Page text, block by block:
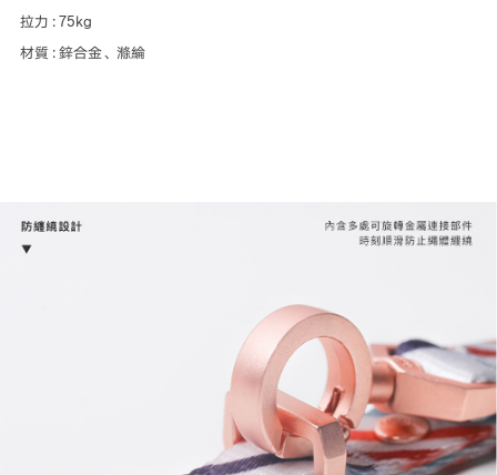
拉力 : 75kg
材質 : 鋅合金、滌綸